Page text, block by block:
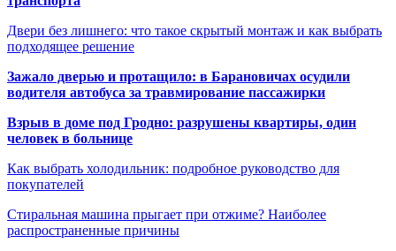
Двери без лишнего: что такое скрытый монтаж и как выбрать
подходящее решение
Зажало дверью и протащило: в Барановичах осудили
водителя автобуса за травмирование пассажирки
Взрыв в доме под Гродно: разрушены квартиры, один
человек в больнице
Как выбрать холодильник: подробное руководство для
покупателей
Стиральная машина прыгает при отжиме? Наиболее
распространенные причины